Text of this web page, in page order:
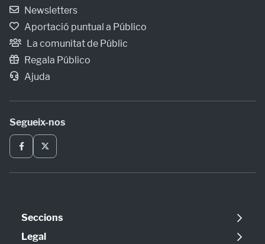
Newsletters
Aportació puntual a Público
La comunitat de Públic
Regala Público
Ajuda
Segueix-nos
Seccions
Política
Legal